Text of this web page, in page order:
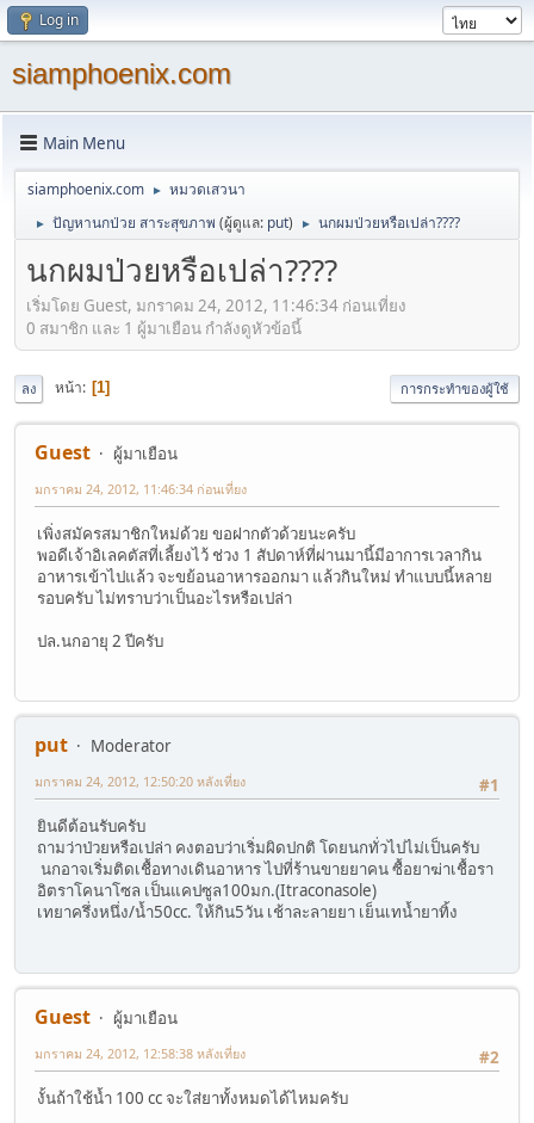
Log in
siamphoenix.com
Main Menu
siamphoenix.com ► หมวดเสวนา
► ปัญหานกป่วย สาระสุขภาพ (ผู้ดูแล: put) ► นกผมป่วยหรือเปล่า????
นกผมป่วยหรือเปล่า????
เริ่มโดย Guest, มกราคม 24, 2012, 11:46:34 ก่อนเที่ยง
0 สมาชิก และ 1 ผู้มาเยือน กำลังดูหัวข้อนี้
ลง หน้า 1 การกระทำของผู้ใช้
Guest ผู้มาเยือน
มกราคม 24, 2012, 11:46:34 ก่อนเที่ยง
เพิ่งสมัครสมาชิกใหม่ด้วย ขอฝากตัวด้วยนะครับ
พอดีเจ้าอิเลคตัสที่เลี้ยงไว้ ช่วง 1 สัปดาห์ที่ผ่านมานี้มีอาการเวลากิน
อาหารเข้าไปแล้ว จะขย้อนอาหารออกมา แล้วกินใหม่ ทำแบบนี้หลาย
รอบครับ ไม่ทราบว่าเป็นอะไรหรือเปล่า
ปล.นกอายุ 2 ปีครับ
put
Moderator
#1
มกราคม 24, 2012, 12:50:20 หลังเที่ยง
ยินดีต้อนรับครับ
ถามว่าป่วยหรือเปล่า คงตอบว่าเริ่มผิดปกติ โดยนกทั่วไปไม่เป็นครับ
นกอาจเริ่มติดเชื้อทางเดินอาหาร ไปที่ร้านขายยาคน ซื้อยาฆ่าเชื้อรา
อิตราโคนาโซล เป็นแคปซูล100มก.(Itraconasole)
เทยาครึ่งหนึ่ง/น้ำ50cc. ให้กิน5วัน เช้าละลายยา เย็นเทน้ำยาทิ้ง
Guest
ผู้มาเยือน
#2
มกราคม 24, 2012, 12:58:38 หลังเที่ยง
งั้นถ้าใช้น้ำ 100 cc จะใส่ยาทั้งหมดได้ไหมครับ